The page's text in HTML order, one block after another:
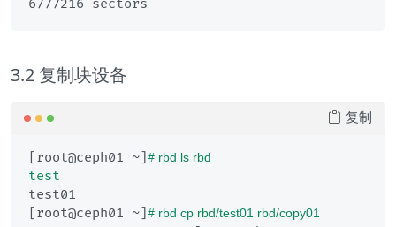
3.2 复制块设备
[root@ceph01 ~] # rbd ls rbd
test
test01
[root@ceph01 ~] # rbd cp rbd/test01 rbd/copy01
复制